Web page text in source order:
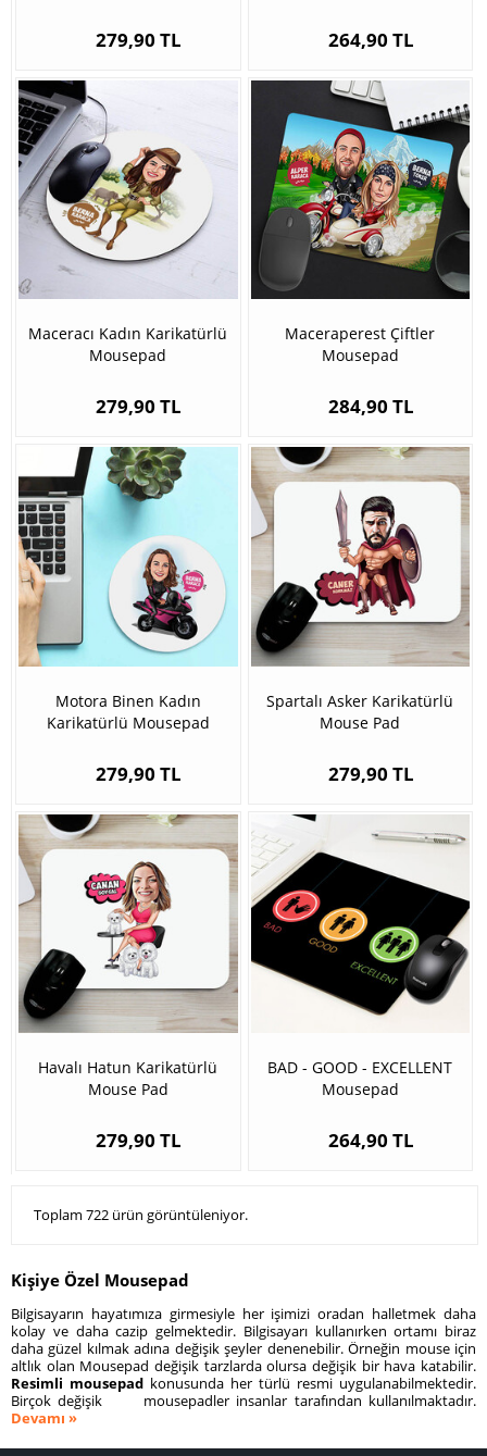
279,90 TL 264,90 TL
Maceracı Kadın Karikatürlü
Mousepad
279,90 TL
Maceraperest Çiftler
Mousepad
284,90 TL
Motora Binen Kadın
Karikatürlü Mousepad
279,90 TL
Spartalı Asker Karikatürlü
Mouse Pad
279,90 TL
Havalı Hatun Karikatürlü
Mouse Pad
279,90 TL
BAD - GOOD - EXCELLENT
Mousepad
264,90 TL
Toplam 722 ürün görüntüleniyor.
Kişiye Özel Mousepad
Bilgisayarın hayatımıza girmesiyle her işimizi oradan halletmek daha
kolay ve daha cazip gelmektedir. Bilgisayarı kullanırken ortamı biraz
daha güzel kılmak adına değişik şeyler denenebilir. Örneğin mouse için
altlık olan Mousepad değişik tarzlarda olursa değişik bir hava katabilir.
Resimli mousepad konusunda her türlü resmi uygulanabilmektedir.
Birçok değişik mousepadler insanlar tarafından kullanılmaktadır.
Devamı »